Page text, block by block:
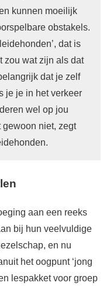
kunnen moeilijk
obstakels.
dat is
zou wat zijn als dat
dat je zelf
je je in het verkeer
wel op jou
gewoon niet, zegt
aan een reeks
bij hun veelvuldige
en nu
het oogpunt ‘jong
lespakket voor groep